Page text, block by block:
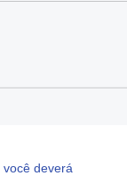
deverá